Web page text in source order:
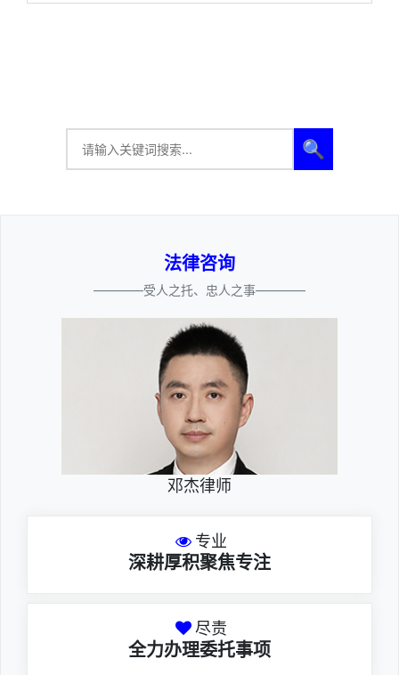
🔍
法律咨询
————受人之托、忠人之事————
邓杰律师
专业
深耕厚积聚焦专注
尽责
全力办理委托事项